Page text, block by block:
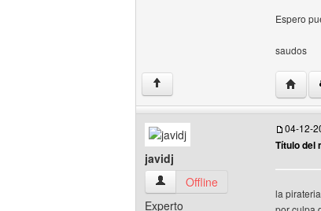
Espero
saudos
↑ Visitar
javidj
javidj Ver perfil del usuario
Offline
Experto
04-12-
Título del
la